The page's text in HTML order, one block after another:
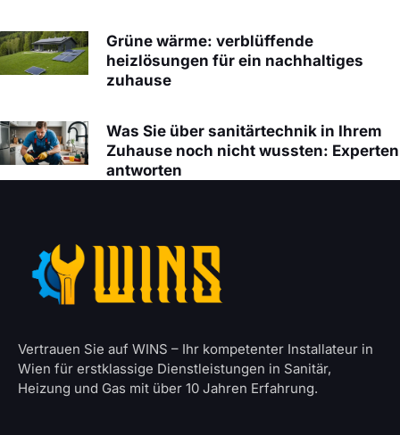
Grüne wärme: verblüffende
heizlösungen für ein nachhaltiges
zuhause
Was Sie über sanitärtechnik in Ihrem
Zuhause noch nicht wussten: Experten
antworten
Vertrauen Sie auf WINS – Ihr kompetenter Installateur in
Wien für erstklassige Dienstleistungen in Sanitär,
Heizung und Gas mit über 10 Jahren Erfahrung.